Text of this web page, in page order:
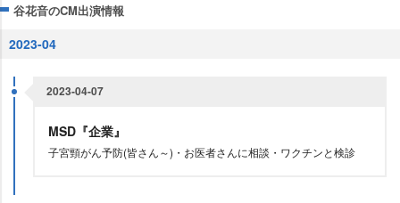
谷花音のCM出演情報
2023-04
2023-04-07
MSD『企業』
子宮頸がん予防(皆さん～)・お医者さんに相談・ワクチンと検診